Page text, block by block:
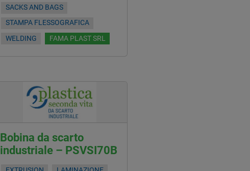
SACKS AND BAGS
STAMPA FLESSOGRAFICA
WELDING
FAMA PLAST SRL
Bobina da scarto
industriale – PSVSI70B